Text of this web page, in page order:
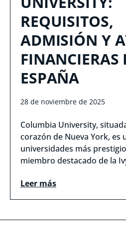
REQUISITOS,
ADMISIÓN Y
FINANCIERAS
ESPAÑA
28 de noviembre de 2025
Columbia University,
corazón de Nueva York, es
universidades más
miembro destacado de la
Leer más